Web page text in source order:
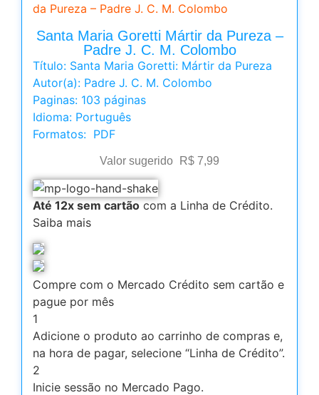
da Pureza – Padre J. C. M. Colombo
Santa Maria Goretti Mártir da Pureza –
Padre J. C. M. Colombo
Título: Santa Maria Goretti: Mártir da Pureza
Autor(a): Padre J. C. M. Colombo
Paginas: 103 páginas
Idioma: Português
Formatos: PDF
Valor sugerido R$ 7,99
Até 12x sem cartão com a Linha de Crédito.
Saiba mais
Compre com o Mercado Crédito sem cartão e
pague por mês
1
Adicione o produto ao carrinho de compras e,
na hora de pagar, selecione “Linha de Crédito”.
2
Inicie sessão no Mercado Pago.